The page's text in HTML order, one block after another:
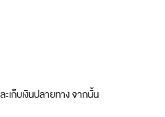
เก็บเงินปลายทาง จากนั้น